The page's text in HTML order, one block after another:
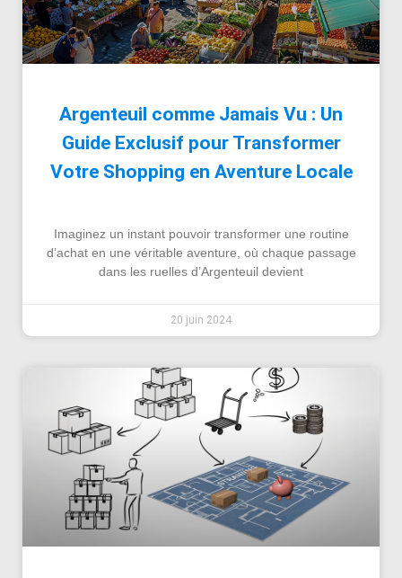
Argenteuil comme Jamais Vu : Un
Guide Exclusif pour Transformer
Votre Shopping en Aventure Locale
Imaginez un instant pouvoir transformer une routine
d’achat en une véritable aventure, où chaque passage
dans les ruelles d’Argenteuil devient
20 juin 2024